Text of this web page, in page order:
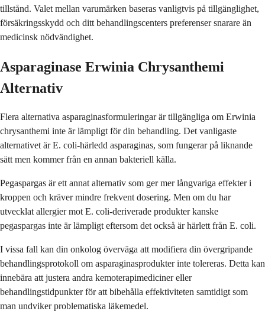
tillstånd. Valet mellan varumärken baseras vanligtvis på tillgänglighet,
försäkringsskydd och ditt behandlingscenters preferenser snarare än
medicinsk nödvändighet.
Asparaginase Erwinia Chrysanthemi
Alternativ
Flera alternativa asparaginasformuleringar är tillgängliga om Erwinia
chrysanthemi inte är lämpligt för din behandling. Det vanligaste
alternativet är E. coli-härledd asparaginas, som fungerar på liknande
sätt men kommer från en annan bakteriell källa.
Pegaspargas är ett annat alternativ som ger mer långvariga effekter i
kroppen och kräver mindre frekvent dosering. Men om du har
utvecklat allergier mot E. coli-deriverade produkter kanske
pegaspargas inte är lämpligt eftersom det också är härlett från E. coli.
I vissa fall kan din onkolog överväga att modifiera din övergripande
behandlingsprotokoll om asparaginasprodukter inte tolereras. Detta kan
innebära att justera andra kemoterapimediciner eller
behandlingstidpunkter för att bibehålla effektiviteten samtidigt som
man undviker problematiska läkemedel.